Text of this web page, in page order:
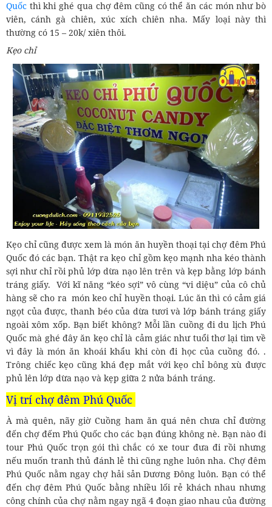
Quốc thì khi ghé qua chợ đêm cũng có thể ăn các món như bò
viên, cánh gà chiên, xúc xích chiên nha. Mấy loại này thì
thường có 15 – 20k/ xiên thôi.
Kẹo chỉ
Kẹo chỉ cũng được xem là món ăn huyền thoại tại chợ đêm Phú
Quốc đó các bạn. Thật ra kẹo chỉ gồm kẹo mạnh nha kéo thành
sợi như chỉ rồi phủ lớp dừa nạo lên trên và kẹp bằng lớp bánh
tráng giấy. Với kĩ năng “kéo sợi” vô cùng “vi diệu” của cô chủ
hàng sẽ cho ra món keo chỉ huyền thoại. Lúc ăn thì có cảm giá
ngọt của được, thanh béo của dừa tươi và lớp bánh tráng giấy
ngoài xôm xốp. Bạn biết không? Mỗi lần cuồng đi du lịch Phú
Quốc mà ghé đây ăn kẹo chỉ là cảm giác như tuổi thơ lại tìm về
vì đây là món ăn khoái khẩu khi còn đi học của cuồng đó. .
Trông chiếc kẹo cũng khá đẹp mắt với kẹo chỉ bông xù được
phủ lên lớp dừa nạo và kẹp giữa 2 nửa bánh tráng.
Vị trí chợ đêm Phú Quốc
À mà quên, nãy giờ Cuồng ham ăn quá nên chưa chỉ đường
đến chợ đếm Phú Quốc cho các bạn đúng không nè. Bạn nào đi
tour Phú Quốc trọn gói thì chắc có xe tour đưa đi rồi nhưng
nếu muốn tranh thủ đánh lẻ thì cũng nghe luôn nha. Chợ đêm
Phú Quốc nằm ngay chợ hải sản Dương Đông luôn. Bạn có thể
đến chợ đêm Phú Quốc bằng nhiều lối rẻ khách nhau nhưng
công chính của chợ nằm ngay ngã 4 đoạn giao nhau của đường